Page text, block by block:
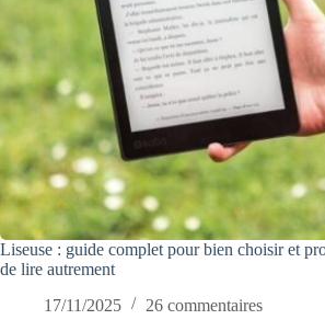
Liseuse : guide complet pour bien choisir et
de lire autrement
17/11/2025
26 commentaires